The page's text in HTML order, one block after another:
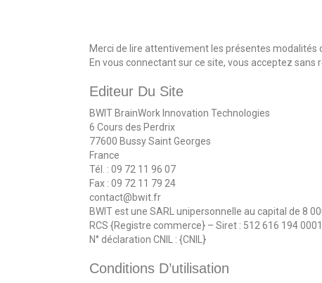
Merci de lire attentivement les présentes modalités
En vous connectant sur ce site, vous acceptez sans
Editeur Du Site
BWIT BrainWork Innovation Technologies
6 Cours des Perdrix
77600 Bussy Saint Georges
France
Tél. : 09 72 11 96 07
Fax : 09 72 11 79 24
contact@bwit.fr
BWIT est une SARL unipersonnelle au capital de 8
RCS {Registre commerce} – Siret : 512 616 194
N° déclaration CNIL : {CNIL}
Conditions D’utilisation